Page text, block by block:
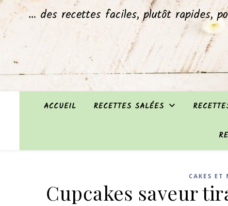
… des recettes faciles, plutôt rapides,
ACCUEIL RECETTES SALÉES
CAKES ET
Cupcakes saveur